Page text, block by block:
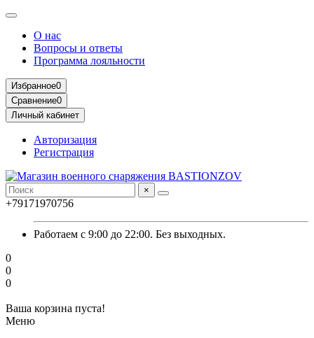
О нас
Вопросы и ответы
Программа лояльности
Избранное0
Сравнение0
Личный кабинет
Авторизация
Регистрация
×
+79171970756
Работаем с 9:00 до 22:00. Без выходных.
0
0
0
Ваша корзина пуста!
Меню